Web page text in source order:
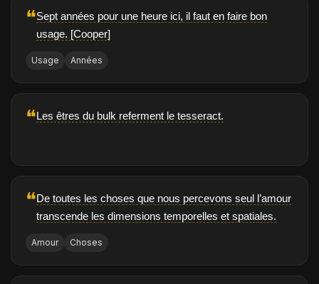
❝Sept années pour une heure ici, il faut en faire bon
usage. [Cooper]
Usage Années
❝Les êtres du bulk referment le tesseract.
❝De toutes les choses que nous percevons seul l’amour
transcende les dimensions temporelles et spatiales.
Amour Choses